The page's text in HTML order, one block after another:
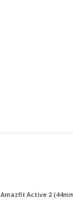
Amazfit Active 2